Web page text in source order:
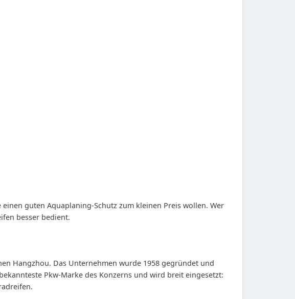
guten Aquaplaning-Schutz zum kleinen Preis wollen. Wer
besser bedient.
Hangzhou. Das Unternehmen wurde 1958 gegründet und
Pkw-Marke des Konzerns und wird breit eingesetzt: